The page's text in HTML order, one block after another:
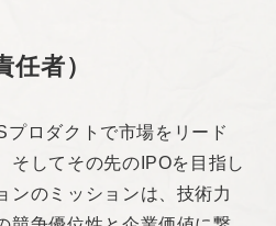
者）
ロダクトで市場をリード
そしてその先のIPOを目指し
ンのミッションは、技術力